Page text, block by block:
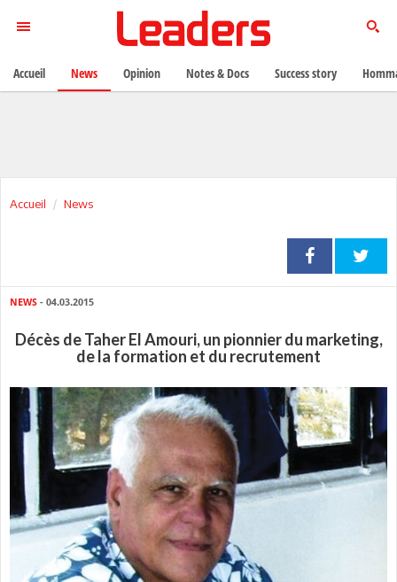
Accueil News
NEWS - 04.03.2015
Décès de Taher El Amouri, un pionnier du marketing,
de la formation et du recrutement
Accueil News Opinion Notes & Docs Success story